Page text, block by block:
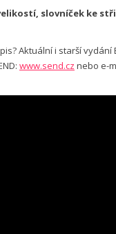
slovníček ke
Aktuální i starší
www.send.cz nebo e-